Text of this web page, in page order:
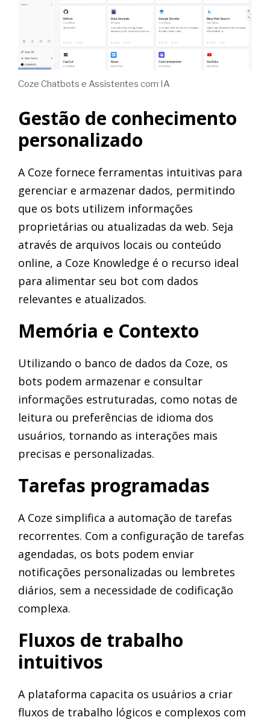
Coze Chatbots e Assistentes com IA
Gestão de conhecimento
personalizado
A Coze fornece ferramentas intuitivas para
gerenciar e armazenar dados, permitindo
que os bots utilizem informações
proprietárias ou atualizadas da web. Seja
através de arquivos locais ou conteúdo
online, a Coze Knowledge é o recurso ideal
para alimentar seu bot com dados
relevantes e atualizados.
Memória e Contexto
Utilizando o banco de dados da Coze, os
bots podem armazenar e consultar
informações estruturadas, como notas de
leitura ou preferências de idioma dos
usuários, tornando as interações mais
precisas e personalizadas.
Tarefas programadas
A Coze simplifica a automação de tarefas
recorrentes. Com a configuração de tarefas
agendadas, os bots podem enviar
notificações personalizadas ou lembretes
diários, sem a necessidade de codificação
complexa.
Fluxos de trabalho
intuitivos
A plataforma capacita os usuários a criar
fluxos de trabalho lógicos e complexos com